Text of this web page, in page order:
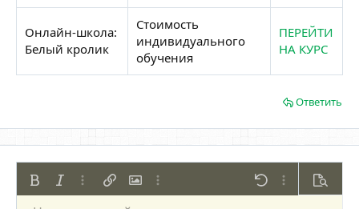
Онлайн-школа:
Белый кролик
Стоимость
индивидуального
обучения
ПЕРЕЙТИ
НА КУРС
Ответить
ЖирныйКурсивДополнительно...
Вставить ссылку
Вставить изображение
Дополнительно... Отменить